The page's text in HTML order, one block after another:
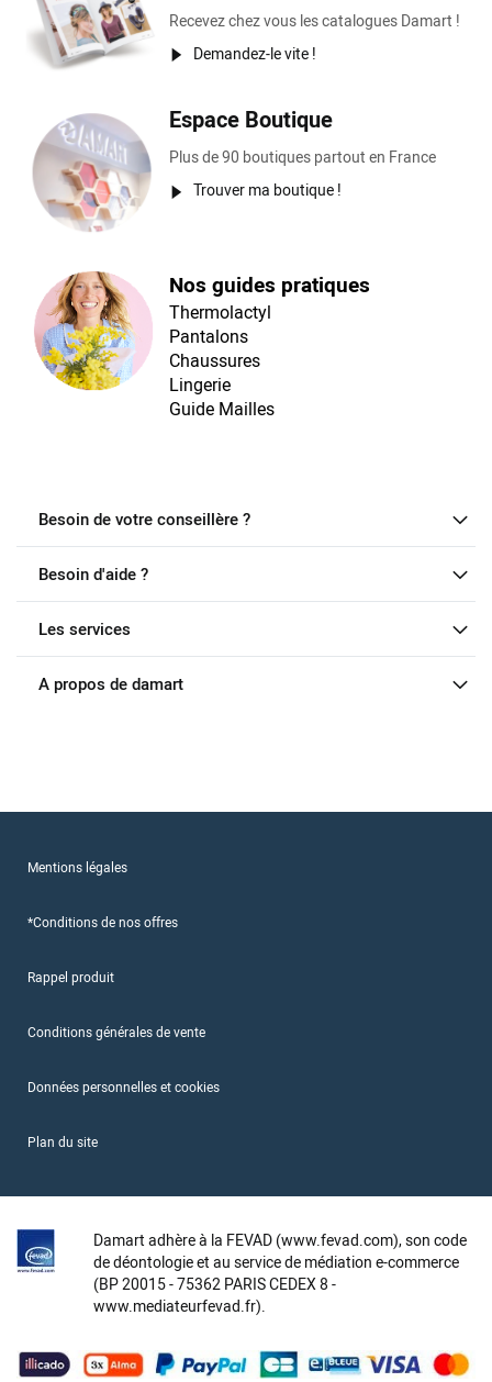
Recevez chez vous les catalogues Damart !
Demandez-le vite !
Espace Boutique
Plus de 90 boutiques partout en France
Trouver ma boutique !
Nos guides pratiques
Thermolactyl
Pantalons
Chaussures
Lingerie
Guide Mailles
Besoin de votre conseillère ?
Besoin d'aide ?
Les services
A propos de damart
Mentions légales
*Conditions de nos offres
Rappel produit
Conditions générales de vente
Données personnelles et cookies
Plan du site
Damart adhère à la FEVAD (www.fevad.com), son code
de déontologie et au service de médiation e-commerce
(BP 20015 - 75362 PARIS CEDEX 8 -
www.mediateurfevad.fr).